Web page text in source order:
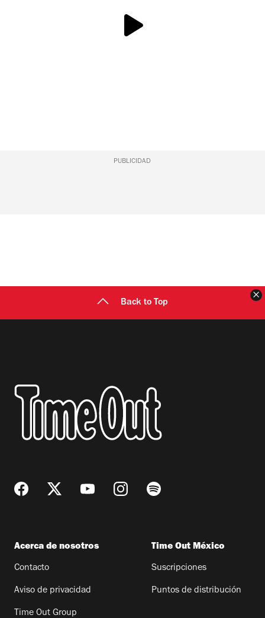
PUBLICIDAD
Back to Top
Acerca de nosotros
Contacto
Aviso de privacidad
Time Out Group
Time Out México
Suscripciones
Puntos de distribución